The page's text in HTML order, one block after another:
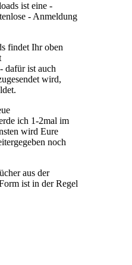
ist eine -
- Anmeldung
findet Ihr oben
dafür ist auch
wird,
ich 1-2mal im
wird Eure
noch
aus der
ist in der Regel